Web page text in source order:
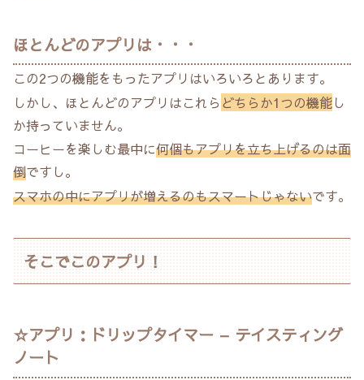
ほとんどのアプリは・・・
この2つの機能をもったアプリはいろいろとあります。
しかし、ほとんどのアプリはこれら どちらか1つの機能し
か持っていません。
コーヒーを楽しむ最中に何個もアプリを立ち上げるのは面
倒ですし。
スマホの中にアプリが増えるのもスマートじゃないです。
そこでこのアプリ！
☆アプリ：ドリップタイマー – テイスティング
ノート